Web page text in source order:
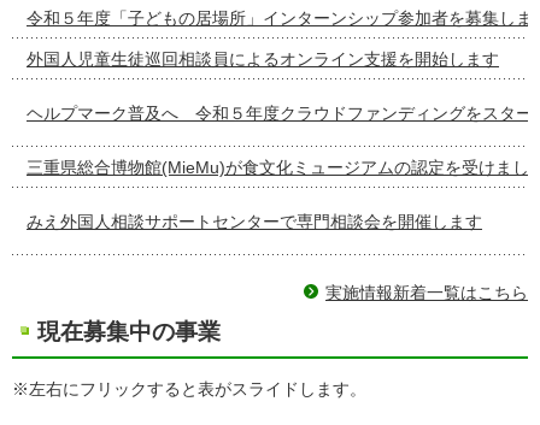
令和５年度「子どもの居場所」インターンシップ参加者を募集しま
外国人児童生徒巡回相談員によるオンライン支援を開始します
ヘルプマーク普及へ 令和５年度クラウドファンディングをスター
三重県総合博物館(MieMu)が食文化ミュージアムの認定を受けまし
みえ外国人相談サポートセンターで専門相談会を開催します
実施情報新着一覧はこちら
現在募集中の事業
※左右にフリックすると表がスライドします。